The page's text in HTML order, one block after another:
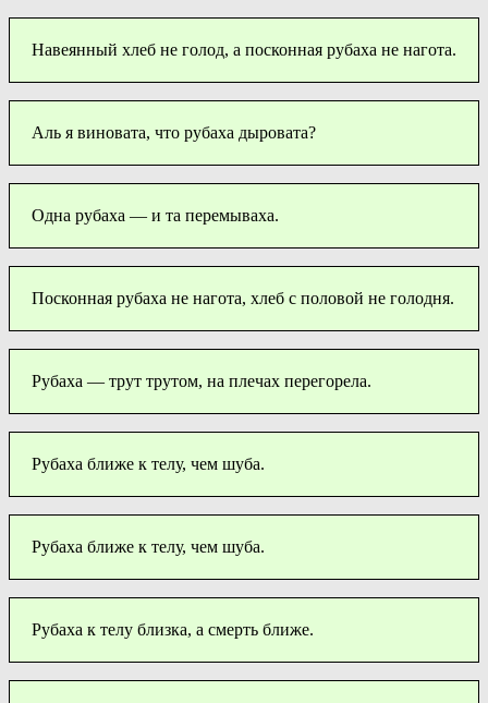
Навеянный хлеб не голод, а посконная рубаха не нагота.
Аль я виновата, что рубаха дыровата?
Одна рубаха — и та перемываха.
Посконная рубаха не нагота, хлеб с половой не голодня.
Рубаха — трут трутом, на плечах перегорела.
Рубаха ближе к телу, чем шуба.
Рубаха ближе к телу, чем шуба.
Рубаха к телу близка, а смерть ближе.